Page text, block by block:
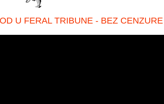
U FERAL TRIBUNE - BEZ